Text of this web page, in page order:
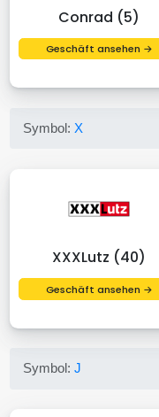
Conrad (5)
Geschäft ansehen →
Symbol: X
XXXLutz (40)
Geschäft ansehen →
Symbol:J